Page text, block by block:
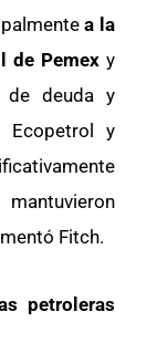
a la
de Pemex y
de deuda y
Ecopetrol y
Fitch.
petroleras